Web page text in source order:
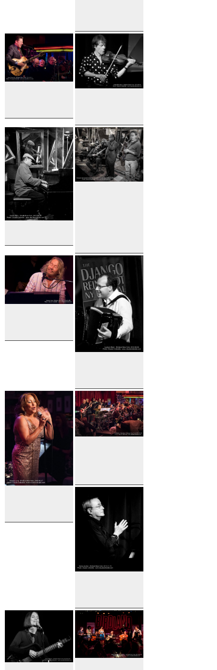
The John
Pizzarelli
Quartet
John
Pizzarelli
Perre
Blanchard
Sacha Perry
Dwayne
Clemons
and Sacha
Perry
Quintet
Ludovic
Beier
The
Birdland Big
Band
Kenny
Ascher